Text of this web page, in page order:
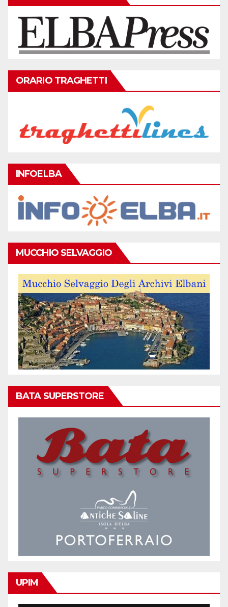
ORARIO TRAGHETTI
INFOELBA
MUCCHIO SELVAGGIO
BATA SUPERSTORE
UPIM